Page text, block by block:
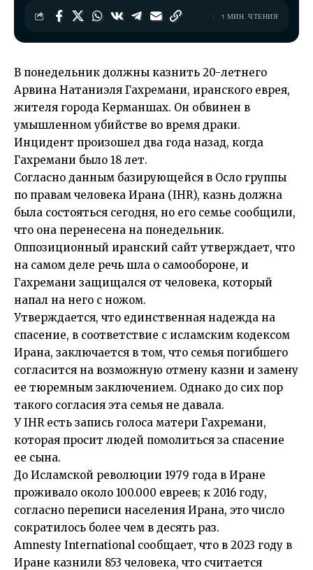
1 МИН. ЧТЕНИЯ
В понедельник должны казнить 20-летнего
Арвина Натаниэля Гахремани, иранского еврея,
жителя города Керманшах. Он обвинен в
умышленном убийстве во время драки.
Инцидент произошел два года назад, когда
Гахремани было 18 лет.
Согласно данным базирующейся в Осло группы
по правам человека Ирана (IHR), казнь должна
была состояться сегодня, но его семье сообщили,
что она перенесена на понедельник.
Оппозиционный иранский сайт утверждает, что
на самом деле речь шла о самообороне, и
Гахремани защищался от человека, который
напал на него с ножом.
Утверждается, что единственная надежда на
спасение, в соответствие с исламским кодексом
Ирана, заключается в том, что семья погибшего
согласится на возможную отмену казни и замену
ее тюремным заключением. Однако до сих пор
такого согласия эта семья не давала.
У IHR есть запись голоса матери Гахремани,
которая просит людей помолиться за спасение
ее сына.
До Исламской революции 1979 года в Иране
проживало около 100.000 евреев; к 2016 году,
согласно переписи населения Ирана, это число
сократилось более чем в десять раз.
Amnesty International сообщает, что в 2023 году в
Иране казнили 853 человека, что считается